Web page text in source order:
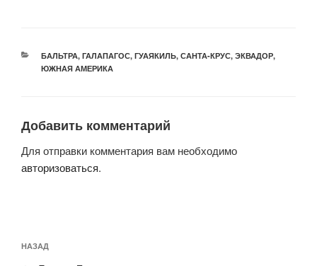
РУБРИКИ
БАЛЬТРА, ГАЛАПАГОС, ГУАЯКИЛЬ, САНТА-КРУС, ЭКВАДОР,
ЮЖНАЯ АМЕРИКА
Добавить комментарий
Для отправки комментария вам необходимо
авторизоваться.
по
Предыдущая
НАЗАД